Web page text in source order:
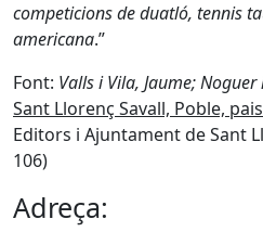
competicions de duatló, tennis
americana.”
Font: Valls i Vila, Jaume;
Sant Llorenç Savall, Poble,
Editors i Ajuntament de Sant
106)
Adreça: